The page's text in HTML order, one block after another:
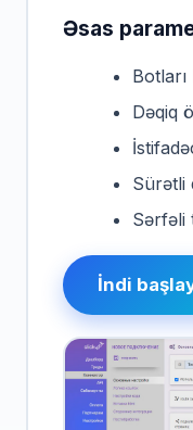
Əsas
Dəqiq
Sürətli
Sərfəli
İndi